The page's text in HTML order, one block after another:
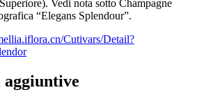
Vedi nota sotto Champagne
“Elegans Splendour”.
Cutivars/Detail?